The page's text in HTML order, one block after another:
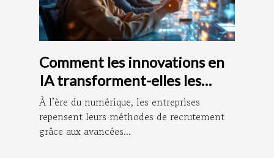
Comment les innovations en
IA transforment-elles les
méthodes de recrutement ?
À l’ère du numérique, les entreprises
repensent leurs méthodes de recrutement
grâce aux avancées...